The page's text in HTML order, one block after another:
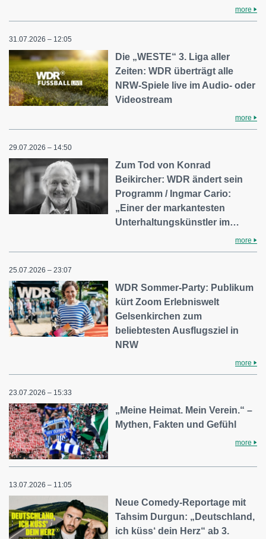
more
31.07.2026 – 12:05
Die „WESTE“ 3. Liga aller
Zeiten: WDR überträgt alle
NRW-Spiele live im Audio- oder
Videostream
more
29.07.2026 – 14:50
Zum Tod von Konrad
Beikircher: WDR ändert sein
Programm / Ingmar Cario:
„Einer der markantesten
Unterhaltungskünstler im…
more
25.07.2026 – 23:07
WDR Sommer-Party: Publikum
kürt Zoom Erlebniswelt
Gelsenkirchen zum
beliebtesten Ausflugsziel in
NRW
more
23.07.2026 – 15:33
„Meine Heimat. Mein Verein.“ –
Mythen, Fakten und Gefühl
more
13.07.2026 – 11:05
Neue Comedy-Reportage mit
Tahsim Durgun: „Deutschland,
ich küss‘ dein Herz“ ab 3.